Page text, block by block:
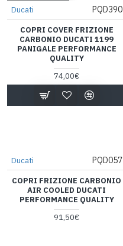
Ducati PQD390
COPRI COVER FRIZIONE
CARBONIO DUCATI 1199
PANIGALE PERFORMANCE
QUALITY
74,00€
Ducati PQD057
COPRI FRIZIONE CARBONIO
AIR COOLED DUCATI
PERFORMANCE QUALITY
91,50€